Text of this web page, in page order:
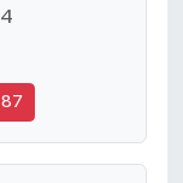
87